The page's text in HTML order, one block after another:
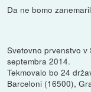
Da ne bomo
Svetovno prvenstvo
septembra 2014.
Tekmovalo bo 24
Barceloni (16500),